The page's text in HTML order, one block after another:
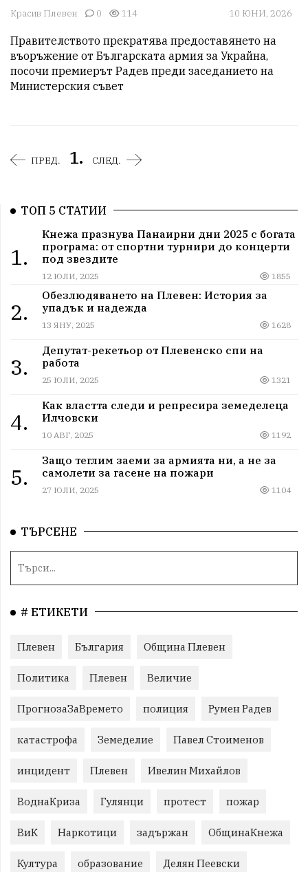
Красив Плевен 0 114 10 ЮНИ, 2026
Правителството прекратява предоставянето на
въоръжение от Българската армия за Украйна,
посочи премиерът Радев преди заседанието на
Министерския съвет
ПРЕД. 1. СЛЕД.
ТОП 5 СТАТИИ
1.
Кнежа празнува Панаирни дни 2025 с богата
програма: от спортни турнири до концерти
под звездите
12 ЮЛИ, 2025 1855
2.
Обезлюдяването на Плевен: История за
упадък и надежда
13 ЯНУ, 2025 1628
3.
Депутат-рекетьор от Плевенско спи на
работа
25 ЮЛИ, 2025 1321
4.
Как властта следи и репресира земеделеца
Илчовски
10 АВГ, 2025 1192
5.
Защо теглим заеми за армията ни, а не за
самолети за гасене на пожари
27 ЮЛИ, 2025 1104
ТЪРСЕНЕ
# ЕТИКЕТИ
Плевен България Община Плевен
Политика Плевен Величие
ПрогнозаЗаВремето полиция Румен Радев
катастрофа Земеделие Павел Стоименов
инцидент Плевен Ивелин Михайлов
ВоднаКриза Гулянци протест пожар
ВиК Наркотици задържан ОбщинаКнежа
Култура образование Делян Пеевски